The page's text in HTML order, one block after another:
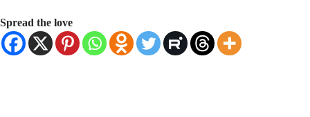
Spread the love